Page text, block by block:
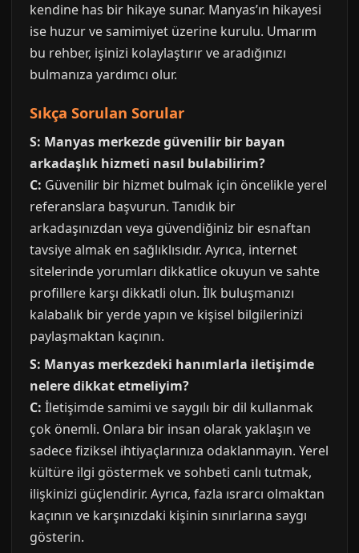
kendine has bir hikaye sunar. Manyas’ın hikayesi
ise huzur ve samimiyet üzerine kurulu. Umarım
bu rehber, işinizi kolaylaştırır ve aradığınızı
bulmanıza yardımcı olur.
Sıkça Sorulan Sorular
S: Manyas merkezde güvenilir bir bayan
arkadaşlık hizmeti nasıl bulabilirim?
C: Güvenilir bir hizmet bulmak için öncelikle yerel
referanslara başvurun. Tanıdık bir
arkadaşınızdan veya güvendiğiniz bir esnaftan
tavsiye almak en sağlıklısıdır. Ayrıca, internet
sitelerinde yorumları dikkatlice okuyun ve sahte
profillere karşı dikkatli olun. İlk buluşmanızı
kalabalık bir yerde yapın ve kişisel bilgilerinizi
paylaşmaktan kaçının.
S: Manyas merkezdeki hanımlarla iletişimde
nelere dikkat etmeliyim?
C: İletişimde samimi ve saygılı bir dil kullanmak
çok önemli. Onlara bir insan olarak yaklaşın ve
sadece fiziksel ihtiyaçlarınıza odaklanmayın. Yerel
kültüre ilgi göstermek ve sohbeti canlı tutmak,
ilişkinizi güçlendirir. Ayrıca, fazla ısrarcı olmaktan
kaçının ve karşınızdaki kişinin sınırlarına saygı
gösterin.